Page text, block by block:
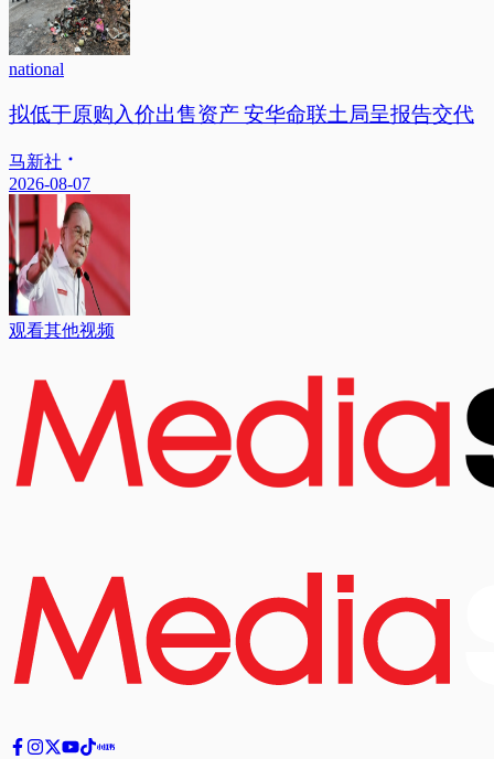
national
拟低于原购入价出售资产 安华命联土局呈报告交代
马新社
2026-08-07
观看其他视频